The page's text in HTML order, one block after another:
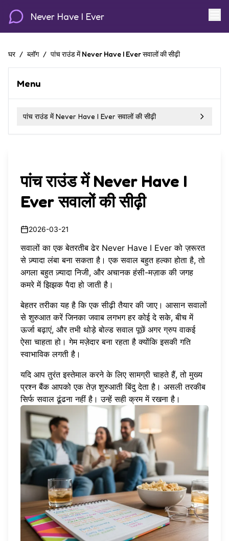
Never Have I Ever
घर / ब्लॉग / पांच राउंड में Never Have I Ever सवालों की सीढ़ी
Menu
पांच राउंड में Never Have I Ever सवालों की सीढ़ी
पांच राउंड में Never Have I
Ever सवालों की सीढ़ी
2026-03-21
सवालों का एक बेतरतीब ढेर Never Have I Ever को ज़रूरत
से ज़्यादा लंबा बना सकता है। एक सवाल बहुत हल्का होता है, तो
अगला बहुत ज़्यादा निजी, और अचानक हंसी-मज़ाक की जगह
कमरे में झिझक पैदा हो जाती है।
बेहतर तरीका यह है कि एक सीढ़ी तैयार की जाए। आसान सवालों
से शुरुआत करें जिनका जवाब लगभग हर कोई दे सके, बीच में
ऊर्जा बढ़ाएं, और तभी थोड़े बोल्ड सवाल पूछें अगर ग्रुप वाकई
ऐसा चाहता हो। गेम मज़ेदार बना रहता है क्योंकि इसकी गति
स्वाभाविक लगती है।
यदि आप तुरंत इस्तेमाल करने के लिए सामग्री चाहते हैं, तोमुख्य
प्रश्न बैंकआपको एक तेज़ शुरुआती बिंदु देता है। असली तरकीब
सिर्फ सवाल ढूंढना नहीं है। उन्हें सही क्रम में रखना है।